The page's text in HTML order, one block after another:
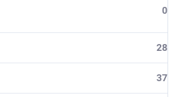
0
28
37